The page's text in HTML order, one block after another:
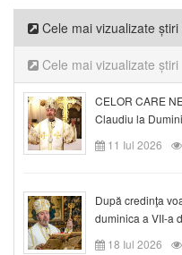
Cele mai vizualizate
Cele mai vizualizate știri
CELOR CARE
Claudiu la
11 Iul 2026
După credinţa
duminica a VII-a
18 Iul 2026